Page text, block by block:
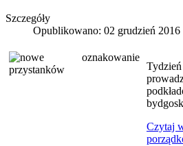
Szczegóły
Opublikowano: 02 grudzień 2016
Czytaj